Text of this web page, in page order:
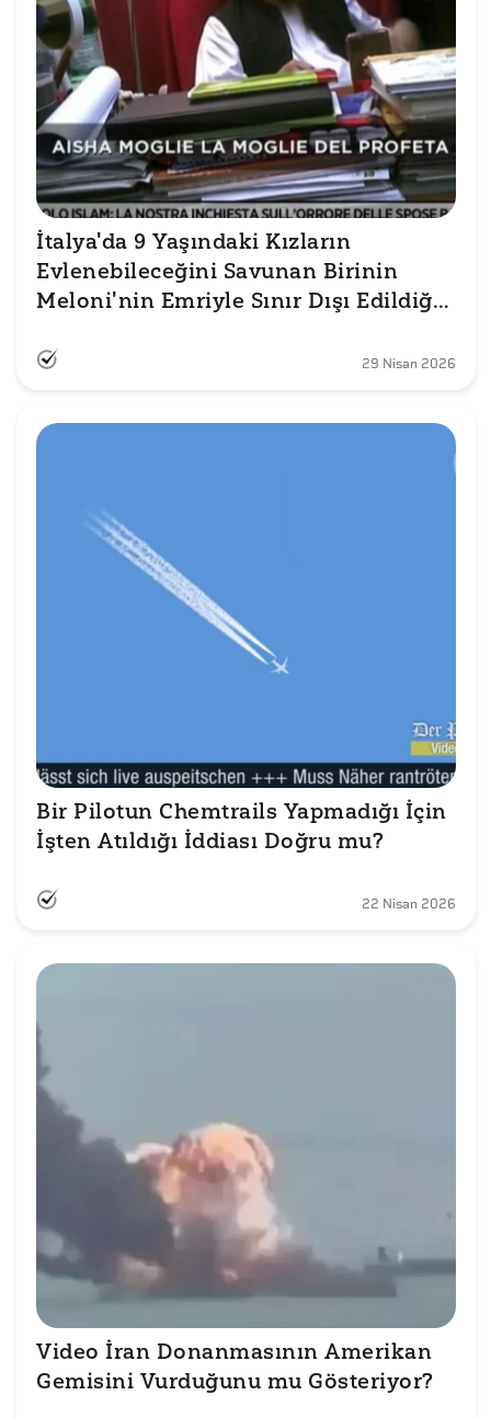
İtalya'da 9 Yaşındaki Kızların
Evlenebileceğini Savunan Birinin
Meloni'nin Emriyle Sınır Dışı Edildiği
29 Nisan 2026
Bir Pilotun Chemtrails Yapmadığı İçin
İşten Atıldığı İddiası Doğru mu?
22 Nisan 2026
Video İran Donanmasının Amerikan
Gemisini Vurduğunu mu Gösteriyor?